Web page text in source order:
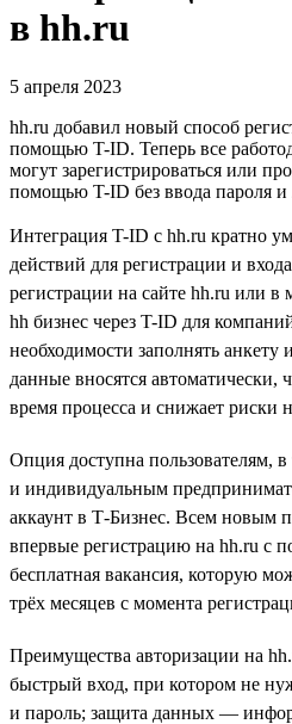
в hh.ru
5 апреля 2023
hh.ru добавил новый способ
помощью T-ID. Теперь все
могут зарегистрироваться или
помощью T-ID без ввода пароля и
Интеграция T-ID с hh.ru кратно
действий для регистрации и
регистрации на сайте hh.ru или
hh бизнес через T-ID для
необходимости заполнять анкету
данные вносятся автоматически,
время процесса и снижает риски
Опция доступна пользователям, в
и индивидуальным
аккаунт в Т-Бизнес. Всем новым
впервые регистрацию на hh.ru с
бесплатная вакансия, которую
трёх месяцев с момента
Преимущества авторизации на
быстрый вход, при котором не
и пароль; защита данных —